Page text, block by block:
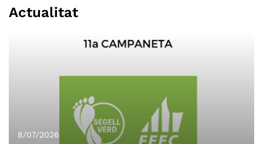
gratuït No socis/es: 5€
Actualitat
8/07/2026